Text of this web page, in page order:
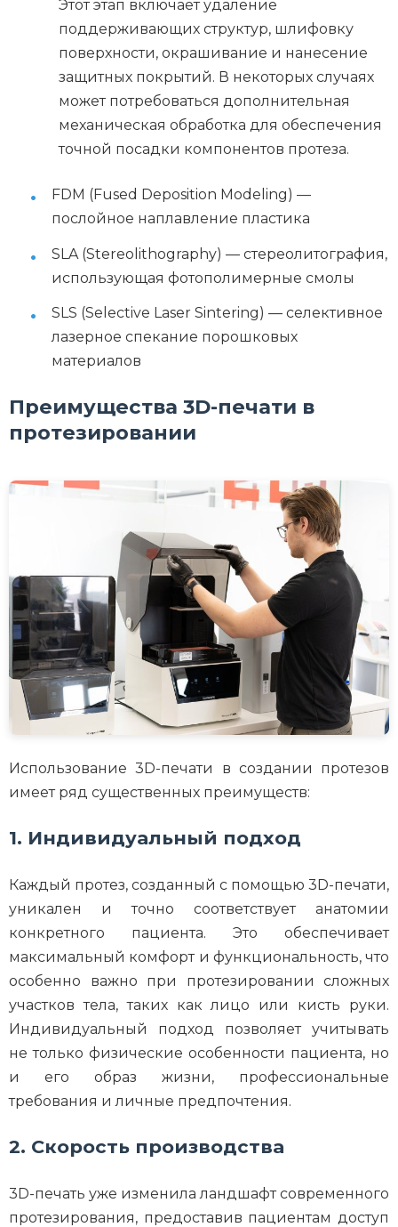
Этот этап включает удаление
поддерживающих структур, шлифовку
поверхности, окрашивание и нанесение
защитных покрытий. В некоторых случаях
может потребоваться дополнительная
механическая обработка для обеспечения
точной посадки компонентов протеза.
FDM (Fused Deposition Modeling) —
послойное наплавление пластика
SLA (Stereolithography) — стереолитография,
использующая фотополимерные смолы
SLS (Selective Laser Sintering) — селективное
лазерное спекание порошковых
материалов
Преимущества 3D-печати в
протезировании
Использование 3D-печати в создании протезов
имеет ряд существенных преимуществ:
1. Индивидуальный подход
Каждый протез, созданный с помощью 3D-печати,
уникален и точно соответствует анатомии
конкретного пациента. Это обеспечивает
максимальный комфорт и функциональность, что
особенно важно при протезировании сложных
участков тела, таких как лицо или кисть руки.
Индивидуальный подход позволяет учитывать
не только физические особенности пациента, но
и его образ жизни, профессиональные
требования и личные предпочтения.
2. Скорость производства
3D-печать уже изменила ландшафт современного
протезирования, предоставив пациентам доступ